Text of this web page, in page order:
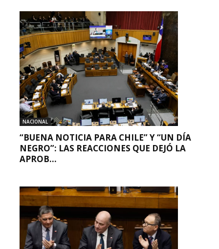
NACIONAL
“BUENA NOTICIA PARA CHILE” Y “UN DÍA
NEGRO”: LAS REACCIONES QUE DEJÓ LA
APROB...